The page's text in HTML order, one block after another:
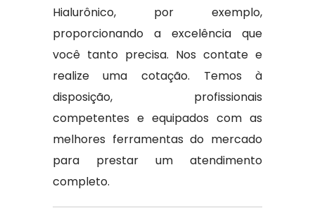
Hialurônico, por exemplo,
proporcionando a excelência que
você tanto precisa. Nos contate e
realize uma cotação. Temos à
disposição, profissionais
competentes e equipados com as
melhores ferramentas do mercado
para prestar um atendimento
completo.